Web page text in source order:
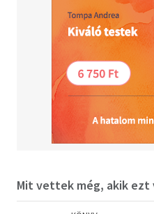
Mit vettek még, akik